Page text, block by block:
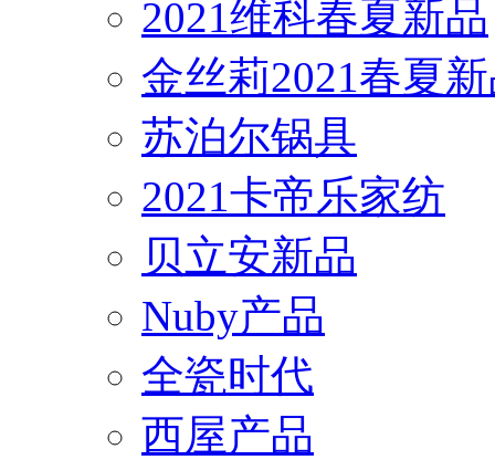
2021维科春夏新品
金丝莉2021春夏
苏泊尔锅具
2021卡帝乐家纺
贝立安新品
Nuby产品
全瓷时代
西屋产品